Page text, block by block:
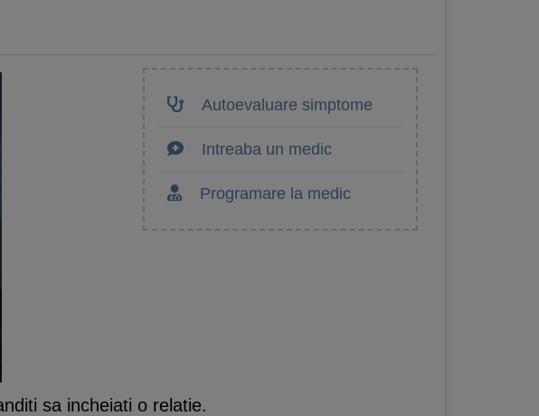
Autoevaluare simptome
Intreaba un medic
Programare la medic
sa incheiati o relatie.